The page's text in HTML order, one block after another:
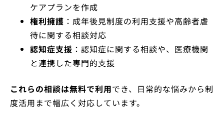
ケアプランを作成
権利擁護 ：成年後見制度の利用支援や高齢者虐
待に関する相談対応
認知症支援 ：認知症に関する相談や、医療機関
と連携した専門的支援
これらの相談は無料で利用でき、日常的な悩みから制
度活用まで幅広く対応しています。